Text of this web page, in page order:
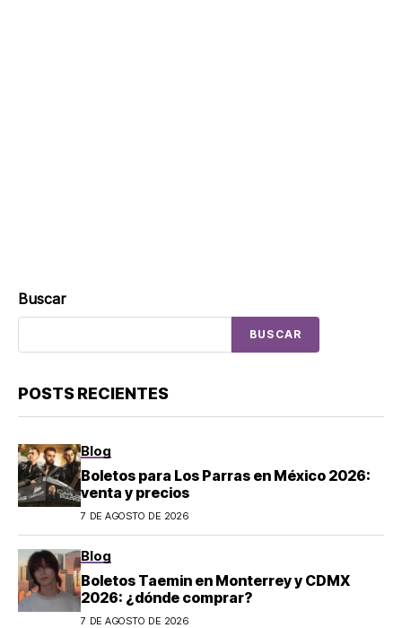
Buscar
BUSCAR
POSTS RECIENTES
Blog
Boletos para Los Parras en México 2026:
venta y precios
7 DE AGOSTO DE 2026
Blog
Boletos Taemin en Monterrey y CDMX
2026: ¿dónde comprar?
7 DE AGOSTO DE 2026